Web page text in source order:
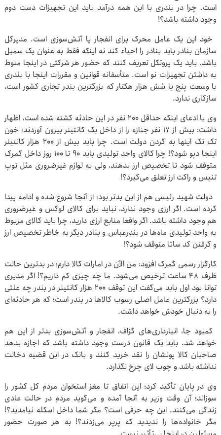
است. چرا در بندری با این همه درآمد باید این تجهیزات دست دوم
وجود داشته باشد؟!
خود این یک عامل محرک برای انفجار یا آتش‌سوزی است. مدیرکل
سازمان بنادر باید بنادر را احیاء کند نه اینکه فقط به عنوان یک سمبل
باشد. باید یک پروتکل تعریف کنند که حضور هر شرکتی در اینجا منوط
به داشتن تجهیزات نو است. متأسفانه قوانین و مقررات اینجا با بندری
با وسعت پنج یا شش هزار هکتار که بزرگترین بندر تجاری کشور است،
سازگاری ندارد.
وی با ادعای اینکه حداقل ۲۰۰ نفر در این حادثه کشته شده است، اظهار
داشت: بیش از ۱۷ نفر جنازه را از داخل یک کانتینر بیرون آوردند؛ خون
تک تک اینها به گردن دولت است. چرا باید بیش از ۲۰۰ هزار کانتینر
اینجا دپو شود؟! چرا کالای واحد تولیدی باید ۹۰ تا ۱۰۰ روز داخل گمرک
متوقف شود تا تخصیص ارز بدهند، ولی به لوازم غیرضروری مثل توپ
تنیس و راکت ارز تعلق می‌گیرد؟!
دولت شهید رئیسی هم از این بدتر بود؛ از آنجا شروع شده و ادامه پیدا
کرده است. اگر ارزی وجود ندارد، نباید برای کالای لوکس و غیرضروری
هم وجود داشته باشد. اگر واقعا منابع ارزی دارید، چرا باید کالای مربوط
به واحد تولیدی ماه‌ها در بندرعباس و بنادر دیگر به خاطر تخصیص ارز
و گرفتن کد ساتا متوقف شود؟!
کارگزار رسمی گمرک افزود: من الآن در امارات کالا دارم؛ در بدترین حالت
ظرف ۴۸ ساعت ترخیص می‌شود. ما چه چیزی کم داریم؟! اگر مدیری
توانا بود اول باید می‌گفت این توقف ۲۰۰ هزار کانتینر در بندر چه علتی
دارد؟ بزرگترین عامل اصلی رسوب کالاها در بندر است؛ که هر حادثه‌ای
را به دنبال خودش خواهد داشت.
کمبود جا، انبارداری‌های گزاف، انفجار و آتش‌سوزی بدتر از این هم
خواهد شد. باید یک قانون درست وجود داشته باشد که اجازه بدهد
صاحبان کالا پولشان را نقد خرید کنند و بانک در این قضیه دخالت
نداشته باشد و چوب لای چرخ نگذارد.
وی در پایان تأکید کرد: این اتفاق تا مغز استخوان مردم کل کشور را
سوزاند؛ آن وقت وزیر به آنجا آمده و می‌گوید مردم در حالت عادی
زندگی می‌کنند. این چه حرفی است؟ مگر شما داخل اسکله نیامدید؟!
مگر خانواده‌ها را ندیدید که پرپر می‌زدند؟! به هر صورت حضور